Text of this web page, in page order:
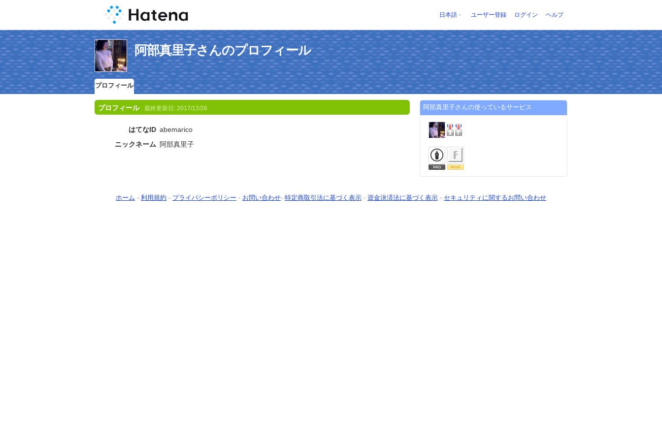
日本語 ユーザー登録 ログイン ヘルプ
阿部真里子さんのプロフィール
プロフィール
プロフィール 最終更新日: 2017/12/26
はてなID abemarico
ニックネーム 阿部真里子
阿部真里子さんの使っているサービス
ホーム - 利用規約 - プライバシーポリシー - お問い合わせ- 特定商取引法に基づく表示 - 資金決済法に基づく表示 - セキュリティに関するお問い合わせ